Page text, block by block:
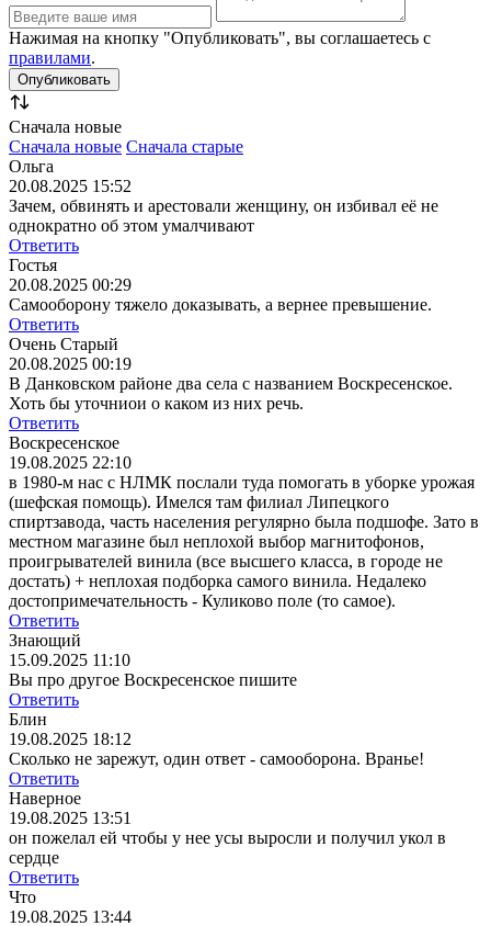
Нажимая на кнопку "Опубликовать", вы соглашаетесь с
правилами.
Сначала новые
Сначала новые Сначала старые
Ольга
20.08.2025 15:52
Зачем, обвинять и арестовали женщину, он избивал её не
однократно об этом умалчивают
Ответить
Гостья
20.08.2025 00:29
Самооборону тяжело доказывать, а вернее превышение.
Ответить
Очень Старый
20.08.2025 00:19
В Данковском районе два села с названием Воскресенское.
Хоть бы уточниои о каком из них речь.
Ответить
Воскресенское
19.08.2025 22:10
в 1980-м нас с НЛМК послали туда помогать в уборке урожая
(шефская помощь). Имелся там филиал Липецкого
спиртзавода, часть населения регулярно была подшофе. Зато в
местном магазине был неплохой выбор магнитофонов,
проигрывателей винила (все высшего класса, в городе не
достать) + неплохая подборка самого винила. Недалеко
достопримечательность - Куликово поле (то самое).
Ответить
Знающий
15.09.2025 11:10
Вы про другое Воскресенское пишите
Ответить
Блин
19.08.2025 18:12
Сколько не зарежут, один ответ - самооборона. Вранье!
Ответить
Наверное
19.08.2025 13:51
он пожелал ей чтобы у нее усы выросли и получил укол в
сердце
Ответить
Что
19.08.2025 13:44